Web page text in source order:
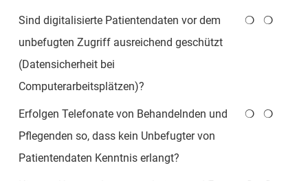
Sind digitalisierte Patientendaten vor dem
unbefugten Zugriff ausreichend geschützt
(Datensicherheit bei
Computerarbeitsplätzen)?
❍ ❍
Erfolgen Telefonate von Behandelnden und
Pflegenden so, dass kein Unbefugter von
Patientendaten Kenntnis erlangt?
❍ ❍